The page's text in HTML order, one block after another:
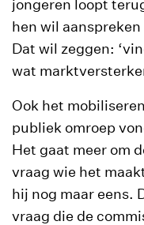
jongeren loopt
hen wil
Dat wil zeggen:
wat
Ook het
publiek omroep
Het gaat meer om
vraag wie het
hij nog maar eens.
vraag die de